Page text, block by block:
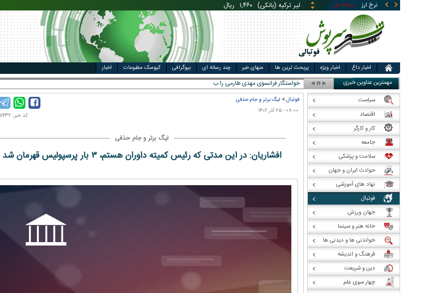
نرخ ارز مبادله ای قیمت طلا قیمت سکه قیمت خودرو
یوان چین (بانکی) ۵,۸۶۹ ریال
اخبار داغ اخبار ویژه پربحث ترین ها منهای خبر چند رسانه ای بیوگرافی کیوسک مطبوعات اخبار
مهمترین عناوین خبری جدول ن
۰۸:۰۰ - ۲۵ آذر ۱۴۰۲
کد خبر: ۱۴۰۲۰۹۱۴۳۲
لیگ برتر و جام حذفی
فوتبال> لیگ برتر و جام حذفی
افشاریان: در این مدتی که رئیس کمیته داوران هستم، ۳ بار پرسپولیس قهرمان شد
سیاست
اقتصاد
کار و کارگر
جامعه
سلامت و پزشکی
حوادث ایران و جهان
نهاد های آموزشی
فوتبال
جهان ورزش
خانه هنر و سینما
خواندنی ها و دیدنی ها
فرهنگ و اندیشه
دین و شریعت
چهار سوی علم